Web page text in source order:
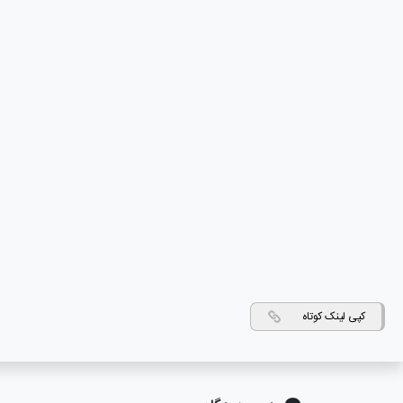
کپی لینک کوتاه